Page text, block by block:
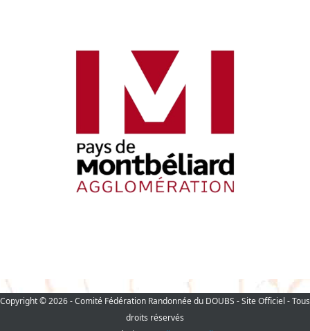
Copyright © 2026 - Comité Fédération Randonnée du DOUBS - Site Officiel - Tous
droits réservés